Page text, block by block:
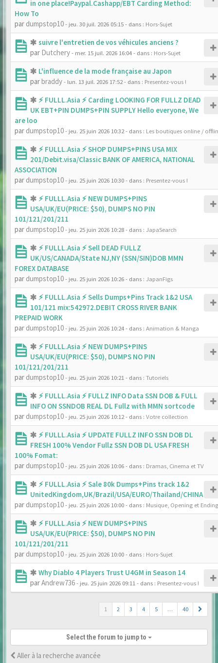
in one place!Paypal.Cashapp/EBT Carding Method:
How To
par dumpstop10- jeu. 30 juil. 2026 05:15- dans : Hors-Sujet
suivre l'entretien de vos véhicules anciens ?
par Dutchery- mer. 15 juil. 2026 16:04- dans : Hors-Sujet
L'influence de la mode française au Japon
parbraddy- lun. 13 juil. 2026 17:52- dans : Presentez-vous !
⚡ FULLL.Asia ⚡ Carding LOOKING FOR FULLZ DEAD
UK EBT+PIN DUMPS+PIN SUPPLY Hello everyone, We
are loo
par dumpstop10- jeu. 25 juin 2026 10:32- dans : Les boutiques online /
⚡ FULLL.Asia ⚡ SHOP DUMPS+PINS USA MIX
201/Debit.visa/Classic BANK OF AMERICA, NATIONAL
ASSOCIATION
par dumpstop10- jeu. 25 juin 2026 10:30- dans : Presentez-vous !
⚡ FULLL.Asia ⚡ NEW DUMPS+PINS
USA/UK/EU(PRICE: $50), DUMPS NO PIN
101/121/201/211
par dumpstop10- jeu. 25 juin 2026 10:28- dans : JapaSearch
⚡ FULLL.Asia ⚡ Sell DEAD FULLZ
UK/US/CANADA/State NJ,NY (SSN/SIN)DOB MMN
FOREX DATABASE
par dumpstop10- jeu. 25 juin 2026 10:26- dans : JapanFigs
⚡ FULLL.Asia ⚡ Sells Dumps+Pins Track 1&2 USA
101/121 mix:542972.DEBIT CROSS RIVER BANK
PREPAID WORK
par dumpstop10- jeu. 25 juin 2026 10:24- dans : Animation & Manga
⚡ FULLL.Asia ⚡ NEW DUMPS+PINS
USA/UK/EU(PRICE: $50), DUMPS NO PIN
101/121/201/211
par dumpstop10- jeu. 25 juin 2026 10:21 - dans : Tutoriels
⚡ FULLL.Asia ⚡ FULLZ INFO Data SSN DOB & FULL
INFO ON SSNDOB REAL DL Fullz with MMN sortcode
par dumpstop10- jeu. 25 juin 2026 10:12- dans : Votre collection
⚡ FULLL.Asia ⚡ UPDATE FULLZ INFO SSN DOB DL
FRESH 100% Vendor Fullz SSN DOB DL USA FRESH
100% Fomat:
par dumpstop10- jeu. 25 juin 2026 10:06- dans : Dramas, Cinema et TV
⚡ FULLL.Asia ⚡ Sale 80k Dumps+Pins track 1&2
UnitedKingdom,UK/Brazil/USA/EURO/Thailand/CHINA
par dumpstop10- jeu. 25 juin 2026 10:00- dans : Musique, Opening et Ending
⚡ FULLL.Asia ⚡ NEW DUMPS+PINS
USA/UK/EU(PRICE: $50), DUMPS NO PIN
101/121/201/211
par dumpstop10- jeu. 25 juin 2026 10:00- dans : Hors-Sujet
Why Diablo 4 Players Trust U4GM in Season 14
parAndrew736- jeu. 25 juin 2026 09:11 - dans : Presentez-vous !
1 2 3 4 5 … 40
Select the forum to jump to
Aller à la recherche avancée